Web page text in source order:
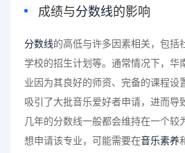
成绩与分数线的影响
分数线的高低与许多因素相关，包括
学校的招生计划等。通常情况下，华
业因为其良好的师资、完备的课程设
吸引了大批音乐爱好者申请，进而导
几年的分数线一般都会维持在一个较
想申请该专业，可能需要在音乐素养